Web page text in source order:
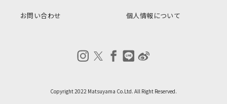
お問い合わせ 個人情報について
Copyright 2022 Matsuyama Co.Ltd. All Right Reserved.